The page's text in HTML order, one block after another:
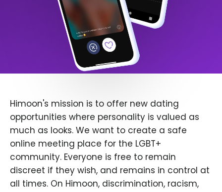
Himoon's mission is to offer new dating
opportunities where personality is valued as
much as looks. We want to create a safe
online meeting place for the LGBT+
community. Everyone is free to remain
discreet if they wish, and remains in control at
all times. On Himoon, discrimination, racism,